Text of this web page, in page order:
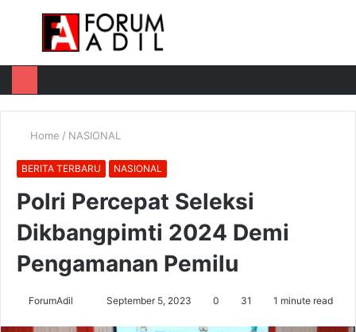
Menu
Home / NASIONAL
BERITA TERBARU NASIONAL
Polri Percepat Seleksi
Dikbangpimti 2024 Demi
Pengamanan Pemilu
ForumAdil September 5, 2023 0 31 1 minute read